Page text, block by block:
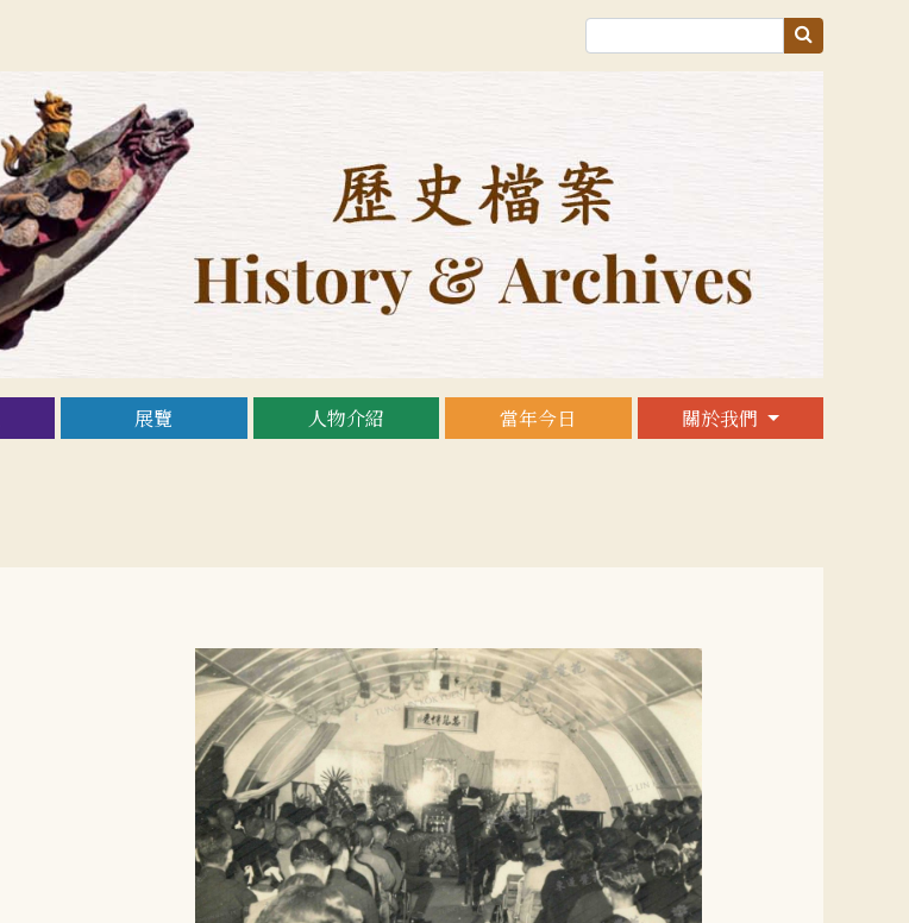
展覽 人物介紹 當年今日 關於我們